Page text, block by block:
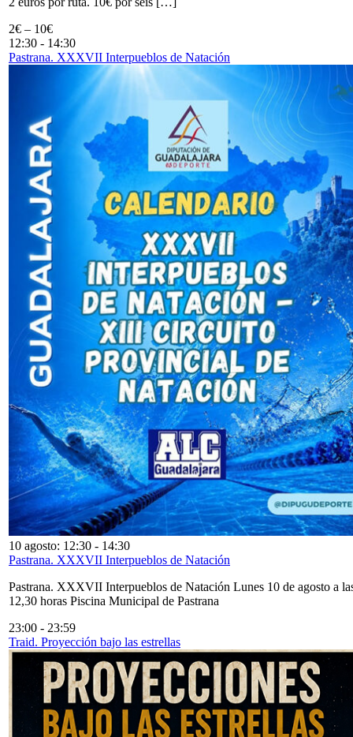
2€ – 10€
12:30 - 14:30
Pastrana. XXXVII Interpueblos de Natación
10 agosto: 12:30 - 14:30
Pastrana. XXXVII Interpueblos de Natación
Pastrana. XXXVII Interpueblos de Natación Lunes 10 de agosto a
12,30 horas Piscina Municipal de Pastrana
23:00 - 23:59
Traid. Proyección bajo las estrellas